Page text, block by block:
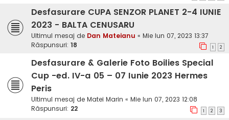
Desfasurare CUPA SENZOR PLANET 2-4 IUNIE
2023 - BALTA CENUSARU
Ultimul mesaj de Dan Mateianu « Mie Iun 07, 2023 13:37
Răspunsuri: 18 1 2
Desfasurare & Galerie Foto Boilies Special
Cup -ed. IV-a 05 – 07 Iunie 2023 Hermes
Peris
Ultimul mesaj de Matei Marin « Mie Iun 07, 2023 12:08
Răspunsuri: 22 1 2 3